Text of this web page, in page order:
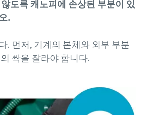
도록 캐노피에 손상된 부분이 있
.
. 먼저, 기계의 본체와 외부 부분
싹을 잘라야 합니다.